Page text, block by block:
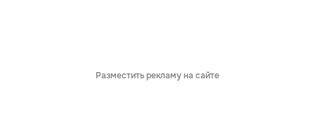
Разместить рекламу на сайте